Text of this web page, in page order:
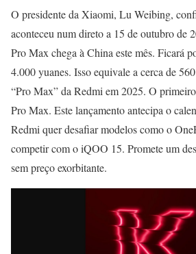
O presidente da Xiaomi, Lu Weibing,
aconteceu num direto a 15 de outubro de
Pro Max chega à China este mês. Ficará
4.000 yuanes. Isso equivale a cerca de
“Pro Max” da Redmi em 2025. O
Pro Max. Este lançamento antecipa o
Redmi quer desafiar modelos como o
competir com o iQOO 15. Promete um
sem preço exorbitante.